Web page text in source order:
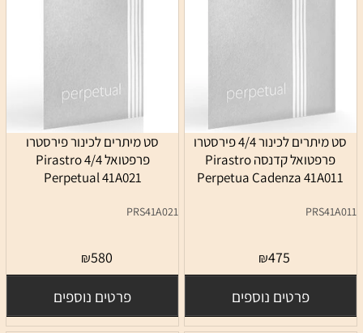
סט מיתרים לכינור 4/4 פירסטרו
פרפטואל קדנסה Pirastro
Perpetua Cadenza 41A011
PRS41A011
₪475
פרטים נוספים
סט מיתרים לכינור פירסטרו
פרפטואל 4/4 Pirastro
Perpetual 41A021
PRS41A021
₪580
פרטים נוספים